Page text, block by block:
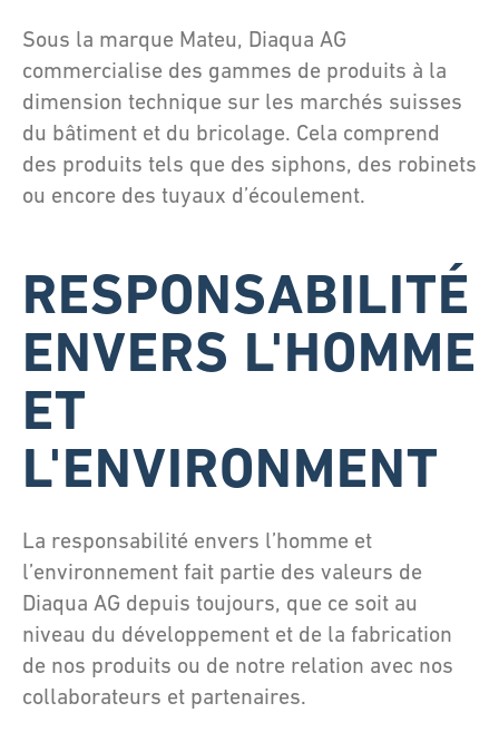
Sous la marque Mateu, Diaqua AG
commercialise des gammes de produits à la
dimension technique sur les marchés suisses
du bâtiment et du bricolage. Cela comprend
des produits tels que des siphons, des robinets
ou encore des tuyaux d’écoulement.
RESPONSABILITÉ
ENVERS L'HOMME
ET
L'ENVIRONMENT
La responsabilité envers l’homme et
l’environnement fait partie des valeurs de
Diaqua AG depuis toujours, que ce soit au
niveau du développement et de la fabrication
de nos produits ou de notre relation avec nos
collaborateurs et partenaires.